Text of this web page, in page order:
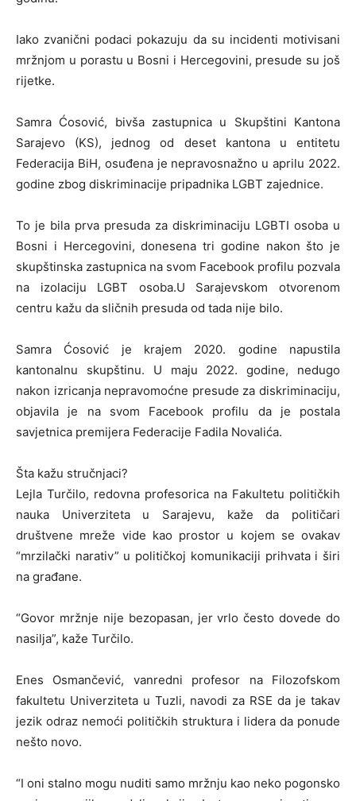
Iako zvanični podaci pokazuju da su incidenti motivisani
mržnjom u porastu u Bosni i Hercegovini, presude su još
rijetke.
Samra Ćosović, bivša zastupnica u Skupštini Kantona
Sarajevo (KS), jednog od deset kantona u entitetu
Federacija BiH, osuđena je nepravosnažno u aprilu 2022.
godine zbog diskriminacije pripadnika LGBT zajednice.
To je bila prva presuda za diskriminaciju LGBTI osoba u
Bosni i Hercegovini, donesena tri godine nakon što je
skupštinska zastupnica na svom Facebook profilu pozvala
na izolaciju LGBT osoba.U Sarajevskom otvorenom
centru kažu da sličnih presuda od tada nije bilo.
Samra Ćosović je krajem 2020. godine napustila
kantonalnu skupštinu. U maju 2022. godine, nedugo
nakon izricanja nepravomoćne presude za diskriminaciju,
objavila je na svom Facebook profilu da je postala
savjetnica premijera Federacije Fadila Novalića.
Šta kažu stručnjaci?
Lejla Turčilo, redovna profesorica na Fakultetu političkih
nauka Univerziteta u Sarajevu, kaže da političari
društvene mreže vide kao prostor u kojem se ovakav
“mrzilački narativ” u političkoj komunikaciji prihvata i širi
na građane.
“Govor mržnje nije bezopasan, jer vrlo često dovede do
nasilja”, kaže Turčilo.
Enes Osmančević, vanredni profesor na Filozofskom
fakultetu Univerziteta u Tuzli, navodi za RSE da je takav
jezik odraz nemoći političkih struktura i lidera da ponude
nešto novo.
“I oni stalno mogu nuditi samo mržnju kao neko pogonsko